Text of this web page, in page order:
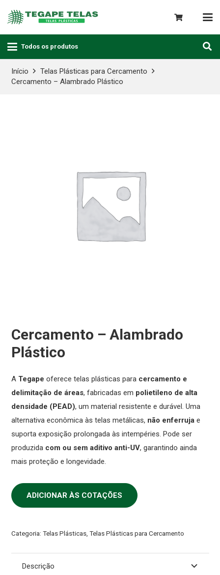
Todos os produtos
Início
Telas Plásticas para Cercamento
Cercamento – Alambrado Plástico
Cercamento – Alambrado
Plástico
A Tegape oferece telas plásticas para cercamento e
delimitação de áreas, fabricadas em polietileno de alta
densidade (PEAD), um material resistente e durável. Uma
alternativa econômica às telas metálicas, não enferrujae
suporta exposição prolongada às intempéries. Pode ser
produzida com ou sem aditivo anti-UV, garantindo ainda
mais proteção e longevidade.
ADICIONAR ÀS COTAÇÕES
Categoria: Telas Plásticas, Telas Plásticas para Cercamento
Descrição